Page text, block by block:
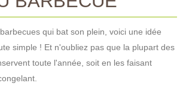
qui bat son plein, voici une idée
simple ! Et n'oubliez pas que la plupart des
toute l'année, soit en les faisant